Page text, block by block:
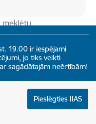
19.00 ir iespējami
jo tiks veikti
sagādātajām neērtībām!
Pieslēgties IIAS